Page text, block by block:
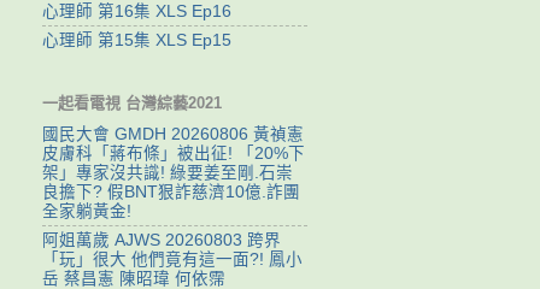
心理師 第16集 XLS Ep16
心理師 第15集 XLS Ep15
一起看電視 台灣綜藝2021
國民大會 GMDH 20260806 黃禎憲
皮膚科「蔣布條」被出征! 「20%下
架」專家沒共識! 綠要姜至剛.石崇
良擔下? 假BNT狠詐慈濟10億.詐團
全家躺黃金!
阿姐萬歲 AJWS 20260803 跨界
「玩」很大 他們竟有這一面?! 鳳小
岳 蔡昌憲 陳昭瑋 何依霈